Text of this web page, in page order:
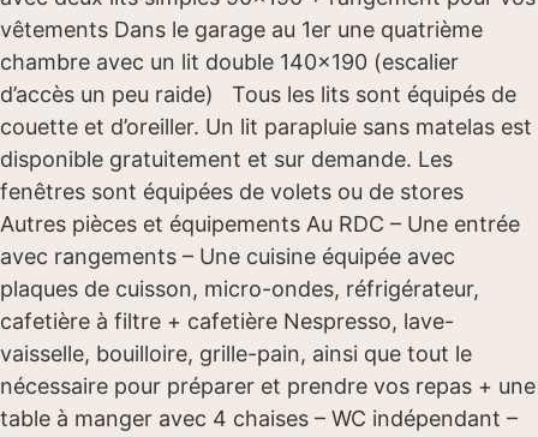
vêtements Dans le garage au 1er une quatrième
chambre avec un lit double 140×190 (escalier
d’accès un peu raide) Tous les lits sont équipés de
couette et d’oreiller. Un lit parapluie sans matelas est
disponible gratuitement et sur demande. Les
fenêtres sont équipées de volets ou de stores
Autres pièces et équipements Au RDC – Une entrée
avec rangements – Une cuisine équipée avec
plaques de cuisson, micro-ondes, réfrigérateur,
cafetière à filtre + cafetière Nespresso, lave-
vaisselle, bouilloire, grille-pain, ainsi que tout le
nécessaire pour préparer et prendre vos repas + une
table à manger avec 4 chaises – WC indépendant –